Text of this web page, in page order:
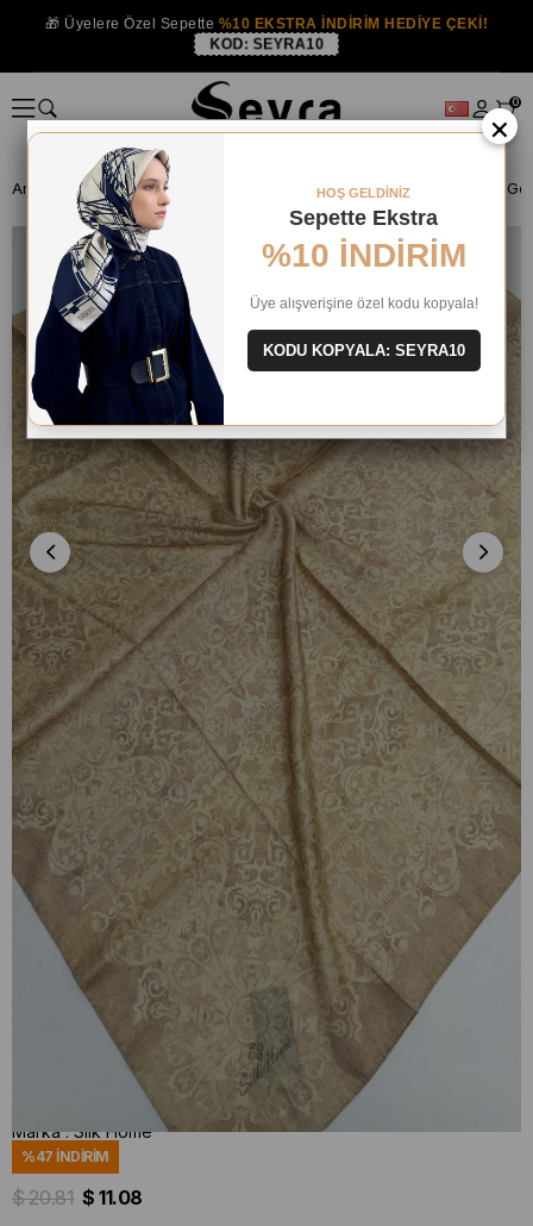
🎁 Üyelere Özel Sepette %10 EKSTRA İNDİRİM HEDİYE ÇEKİ!
KOD: SEYRA10
0
Anasayfa ISTANBUL MAĞAZA Silkhome Eşarp Silkhome Shiny
Silkhome Shiny Gold Işıltılı Desenli Eşarp
IST 75001 - 02
(IST04172)
Marka : Silk Home
%47 İNDIRIM
$ 20.81 $ 11.08
×
HOŞ GELDİNİZ
Sepette Ekstra
%10 İNDİRİM
Üye alışverişine özel kodu kopyala!
KODU KOPYALA: SEYRA10